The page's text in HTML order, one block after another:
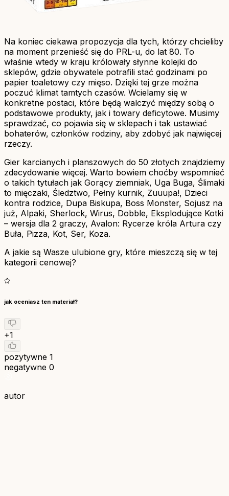
Na koniec ciekawa propozycja dla tych, którzy chcieliby
na moment przenieść się do PRL-u, do lat 80. To
właśnie wtedy w kraju królowały słynne kolejki do
sklepów, gdzie obywatele potrafili stać godzinami po
papier toaletowy czy mięso. Dzięki tej grze można
poczuć klimat tamtych czasów. Wcielamy się w
konkretne postaci, które będą walczyć między sobą o
podstawowe produkty, jak i towary deficytowe. Musimy
sprawdzać, co pojawia się w sklepach i tak ustawiać
bohaterów, członków rodziny, aby zdobyć jak najwięcej
rzeczy.
Gier karcianych i planszowych do 50 złotych znajdziemy
zdecydowanie więcej. Warto bowiem choćby wspomnieć
o takich tytułach jak Gorący ziemniak, Uga Buga, Ślimaki
to mięczaki, Śledztwo, Pełny kurnik, Zuuupa!, Dzieci
kontra rodzice, Dupa Biskupa, Boss Monster, Sojusz na
już, Alpaki, Sherlock, Wirus, Dobble, Eksplodujące Kotki
– wersja dla 2 graczy, Avalon: Rycerze króla Artura czy
Buła, Pizza, Kot, Ser, Koza.
A jakie są Wasze ulubione gry, które mieszczą się w tej
kategorii cenowej?
jak oceniasz ten materiał?
+1
pozytywne 1
negatywne 0
autor